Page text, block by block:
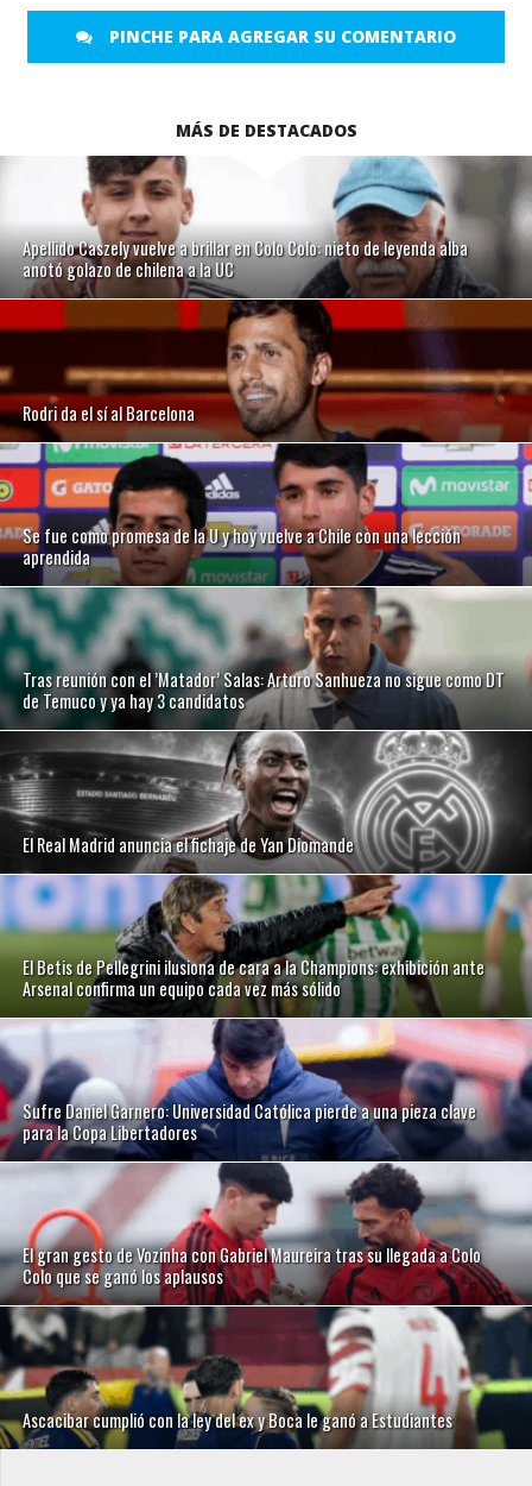
PINCHE PARA AGREGAR SU COMENTARIO
MÁS DE DESTACADOS
Apellido Caszely vuelve a brillar en Colo Colo: nieto de leyenda alba
anotó golazo de chilena a la UC
Rodri da el sí al Barcelona
Se fue como promesa de la U y hoy vuelve a Chile con una lección
aprendida
Tras reunión con el ’Matador’ Salas: Arturo Sanhueza no sigue como DT
de Temuco y ya hay 3 candidatos
El Real Madrid anuncia el fichaje de Yan Diomande
El Betis de Pellegrini ilusiona de cara a la Champions: exhibición ante
Arsenal confirma un equipo cada vez más sólido
Sufre Daniel Garnero: Universidad Católica pierde a una pieza clave
para la Copa Libertadores
El gran gesto de Vozinha con Gabriel Maureira tras su llegada a Colo
Colo que se ganó los aplausos
Ascacibar cumplió con la ley del ex y Boca le ganó a Estudiantes